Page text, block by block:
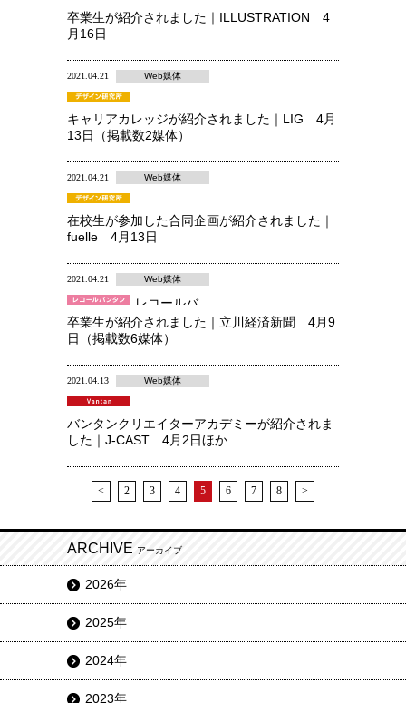
卒業生が紹介されました｜ILLUSTRATION 4
月16日
2021.04.21 Web媒体
キャリアカレッジが紹介されました｜LIG 4月
13日（掲載数2媒体）
2021.04.21 Web媒体
在校生が参加した合同企画が紹介されました｜
fuelle 4月13日
2021.04.21 Web媒体
レコールバ
ンタン・キ
ャリアカレ
卒業生が紹介されました｜立川経済新聞 4月9
日（掲載数6媒体）
2021.04.13 Web媒体
バンタンクリエイターアカデミーが紹介されま
した｜J-CAST 4月2日ほか
< 2 3 4 5 6 7 8 >
ARCHIVE アーカイブ
2026年
2025年
2024年
2023年